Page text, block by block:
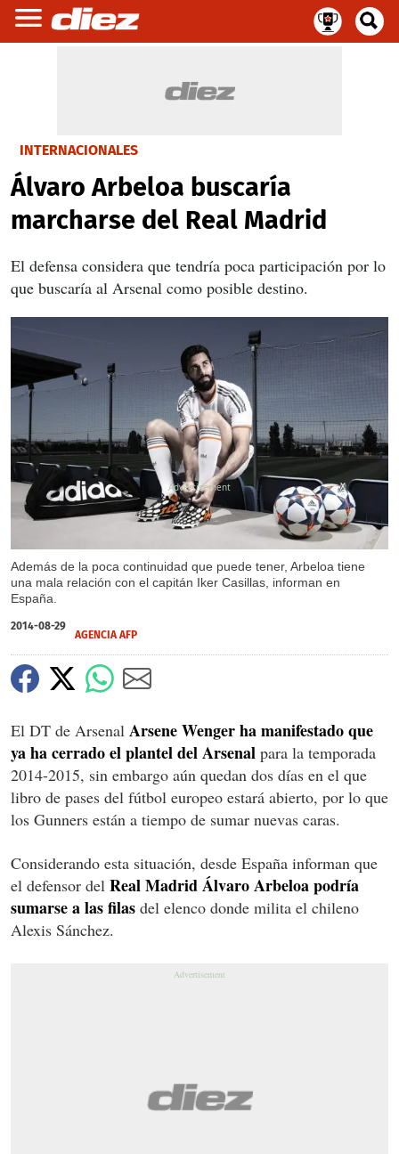
INTERNACIONALES
Álvaro Arbeloa buscaría
marcharse del Real Madrid
El defensa considera que tendría poca participación por lo
que buscaría al Arsenal como posible destino.
Además de la poca continuidad que puede tener, Arbeloa tiene
una mala relación con el capitán Iker Casillas, informan en
España.
X
2014-08-29
AGENCIA AFP
El DT de Arsenal Arsene Wenger ha manifestado que
ya ha cerrado el plantel del Arsenal para la temporada
2014-2015, sin embargo aún quedan dos días en el que
libro de pases del fútbol europeo estará abierto, por lo que
los Gunners están a tiempo de sumar nuevas caras.
Considerando esta situación, desde España informan que
el defensor del Real Madrid Álvaro Arbeloa podría
sumarse a las filas del elenco donde milita el chileno
Alexis Sánchez.